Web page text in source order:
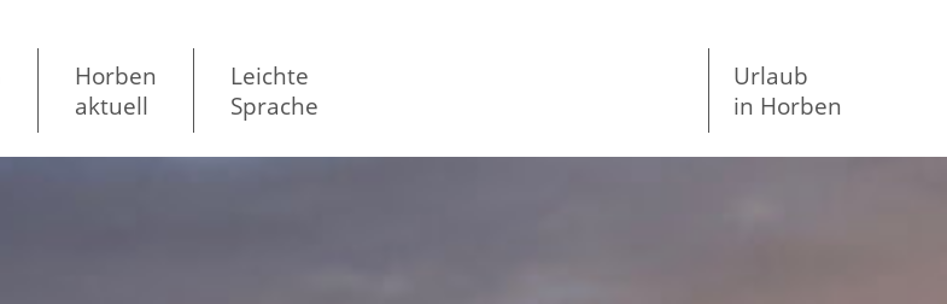
Horben
aktuell
Leichte
Sprache
Urlaub
in Horben